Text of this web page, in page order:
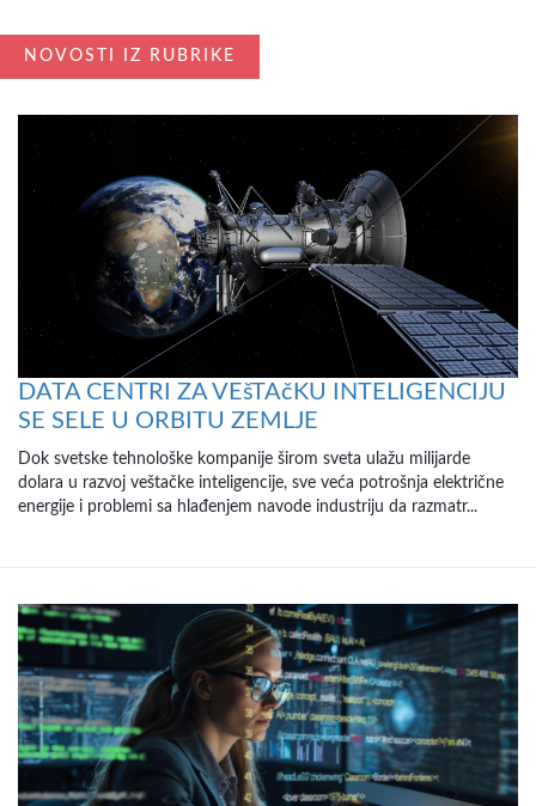
NOVOSTI IZ RUBRIKE
DATA CENTRI ZA VEšTAčKU INTELIGENCIJU
SE SELE U ORBITU ZEMLJE
Dok svetske tehnološke kompanije širom sveta ulažu milijarde
dolara u razvoj veštačke inteligencije, sve veća potrošnja električne
energije i problemi sa hlađenjem navode industriju da razmatr...